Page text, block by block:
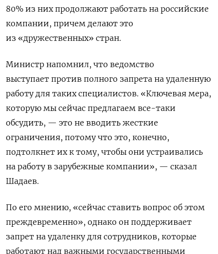
80% из них продолжают работать на российские
компании, причем делают это
из «дружественных» стран.
Министр напомнил, что ведомство
выступает против полного запрета на удаленную
работу для таких специалистов. «Ключевая мера,
которую мы сейчас предлагаем все-таки
обсудить, — это не вводить жесткие
ограничения, потому что это, конечно,
подтолкнет их к тому, чтобы они устраивались
на работу в зарубежные компании», — сказал
Шадаев.
По его мнению, «сейчас ставить вопрос об этом
преждевременно», однако он поддерживает
запрет на удаленку для сотрудников, которые
работают над важными государственными